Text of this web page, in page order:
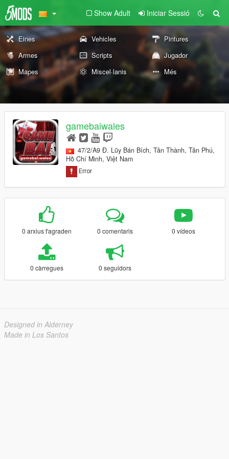
Show Adult Iniciar Sessió
Eines Vehicles
Pintures
Armes
Scripts
Jugador
Mapes
Miscel·lanis Més
gamebaiwales
47/2/A9 Đ. Lũy Bán Bích, Tân Thành, Tân Phú,
Hồ Chí Minh, Việt Nam
0 arxius t'agraden 0 comentaris 0 vídeos
0 càrregues 0 seguidors
Designed in Alderney
Made in Los Santos